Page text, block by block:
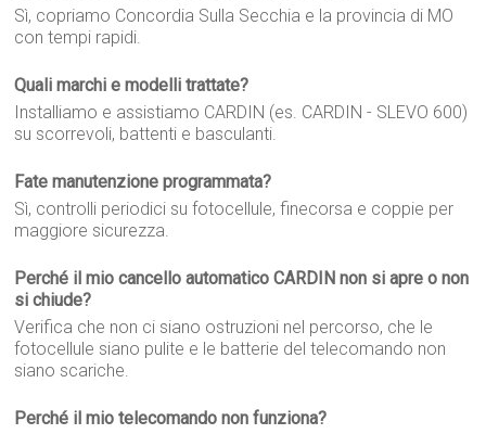
Sì, copriamo Concordia Sulla Secchia e la provincia di MO
con tempi rapidi.
Quali marchi e modelli trattate?
Installiamo e assistiamo CARDIN (es. CARDIN - SLEVO 600)
su scorrevoli, battenti e basculanti.
Fate manutenzione programmata?
Sì, controlli periodici su fotocellule, finecorsa e coppie per
maggiore sicurezza.
Perché il mio cancello automatico CARDIN non si apre o non
si chiude?
Verifica che non ci siano ostruzioni nel percorso, che le
fotocellule siano pulite e le batterie del telecomando non
siano scariche.
Perché il mio telecomando non funziona?